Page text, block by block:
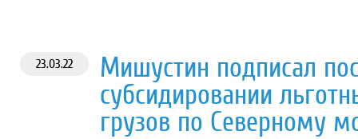
23.03.22
Мишустин подписал
субсидировании
грузов по Северному